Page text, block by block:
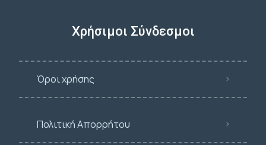
Χρήσιμοι Σύνδεσμοι
Όροι χρήσης
Πολιτική Απορρήτου